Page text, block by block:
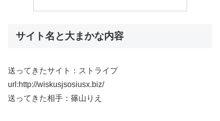
サイト名と大まかな内容
送ってきたサイト：ストライプ
url:http://wiskusjsosiusx.biz/
送ってきた相手：篠山りえ